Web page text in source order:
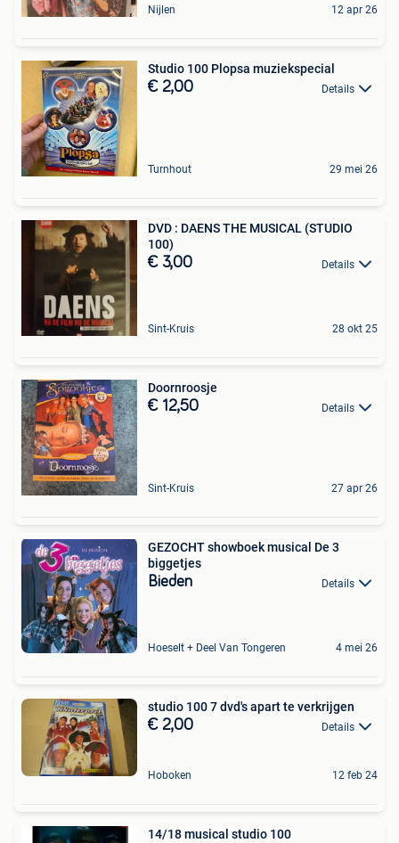
Nijlen 12 apr 26
Studio 100 Plopsa muziekspecial
€ 2,00 Details
Turnhout 29 mei 26
DVD : DAENS THE MUSICAL (STUDIO
100)
€ 3,00 Details
Sint-Kruis 28 okt 25
Doornroosje
€ 12,50 Details
Sint-Kruis 27 apr 26
GEZOCHT showboek musical De 3
biggetjes
Bieden Details
Hoeselt + Deel Van Tongeren 4 mei 26
studio 100 7 dvd's apart te verkrijgen
€ 2,00 Details
Hoboken 12 feb 24
14/18 musical studio 100